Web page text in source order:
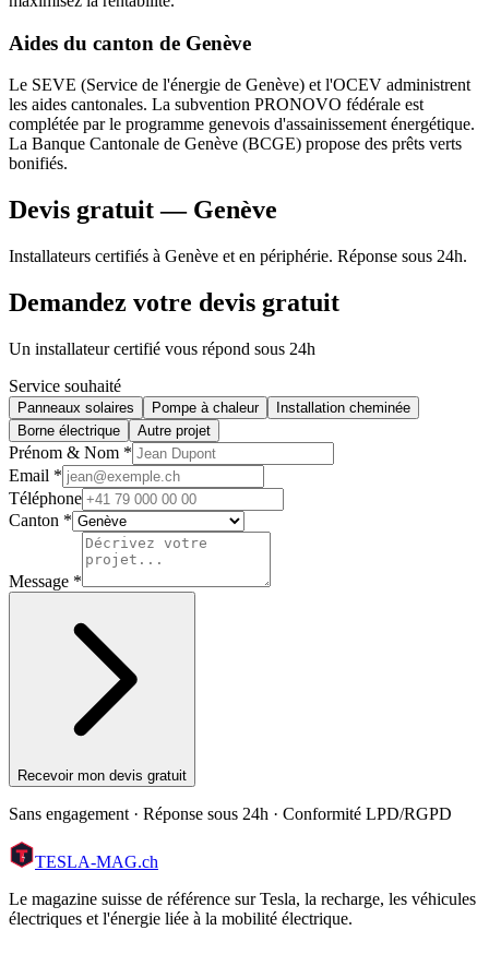
Aides du canton de Genève
Le SEVE (Service de l'énergie de Genève) et l'OCEV administrent
les aides cantonales. La subvention PRONOVO fédérale est
complétée par le programme genevois d'assainissement énergétique.
La Banque Cantonale de Genève (BCGE) propose des prêts verts
bonifiés.
Devis gratuit — Genève
Installateurs certifiés à Genève et en périphérie. Réponse sous 24h.
Demandez votre devis gratuit
Un installateur certifié vous répond sous 24h
Service souhaité
Panneaux solaires Pompe à chaleur
Installation cheminée
Borne électrique
Autre projet
Prénom & Nom *
Email *
Téléphone
Canton *
Message *
Recevoir mon devis gratuit
Sans engagement · Réponse sous 24h · Conformité LPD/RGPD
TESLA-MAG.ch
Le magazine suisse de référence sur Tesla, la recharge, les véhicules
électriques et l'énergie liée à la mobilité électrique.